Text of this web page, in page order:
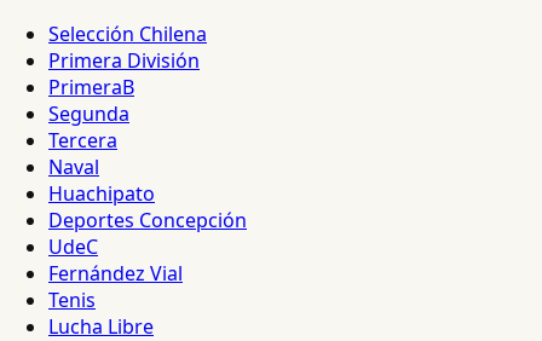
Selección Chilena
Primera División
PrimeraB
Segunda
Tercera
Naval
Huachipato
Deportes Concepción
UdeC
Fernández Vial
Tenis
Lucha Libre